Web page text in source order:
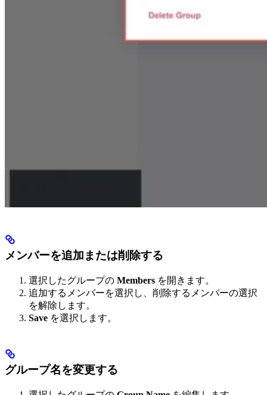
メンバーを追加または削除する
選択したグループの Members を開きます。
追加するメンバーを選択し、削除するメンバーの選択
を解除します。
Save を選択します。
グループ名を変更する